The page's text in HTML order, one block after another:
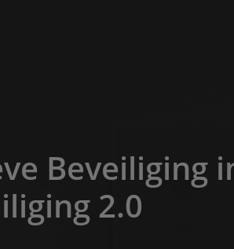
Beveiliging
2.0